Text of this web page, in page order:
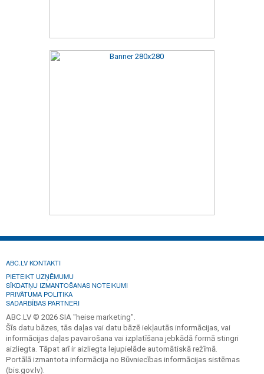
ABC.LV KONTAKTI
PIETEIKT UZŅĒMUMU
SĪKDATŅU IZMANTOŠANAS NOTEIKUMI
PRIVĀTUMA POLITIKA
SADARBĪBAS PARTNERI
ABC.LV © 2026 SIA "heise marketing".
Šīs datu bāzes, tās daļas vai datu bāzē iekļautās informācijas, vai
informācijas daļas pavairošana vai izplatīšana jebkādā formā stingri
aizliegta. Tāpat arī ir aizliegta lejupielāde automātiskā režīmā.
Portālā izmantota informācija no Būvniecības informācijas sistēmas
(bis.gov.lv).